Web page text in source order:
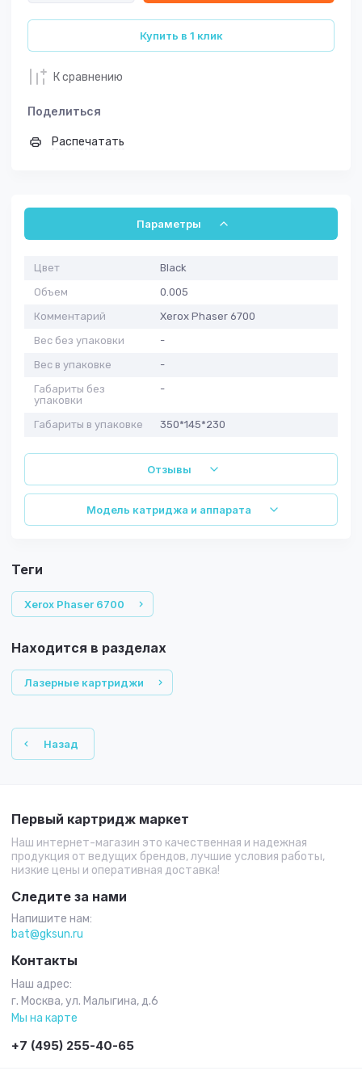
Купить в 1 клик
К сравнению
Поделиться
Распечатать
Параметры
Цвет
Black
Объем
0.005
Комментарий
Xerox Phaser 6700
Вес без упаковки
-
Вес в упаковке
-
Габариты без
упаковки
-
Габариты в упаковке 350*145*230
Отзывы
Модель катриджа и аппарата
теги
Xerox Phaser 6700
Находится в разделах
Лазерные картриджи
Назад
Первый картридж маркет
Наш интернет-магазин это качественная и надежная
продукция от ведущих брендов, лучшие условия работы,
низкие цены и оперативная доставка!
Следите за нами
Напишите нам:
bat@gksun.ru
Контакты
Наш адрес:
г. Москва, ул. Малыгина, д.6
Мы на карте
+7 (495) 255-40-65